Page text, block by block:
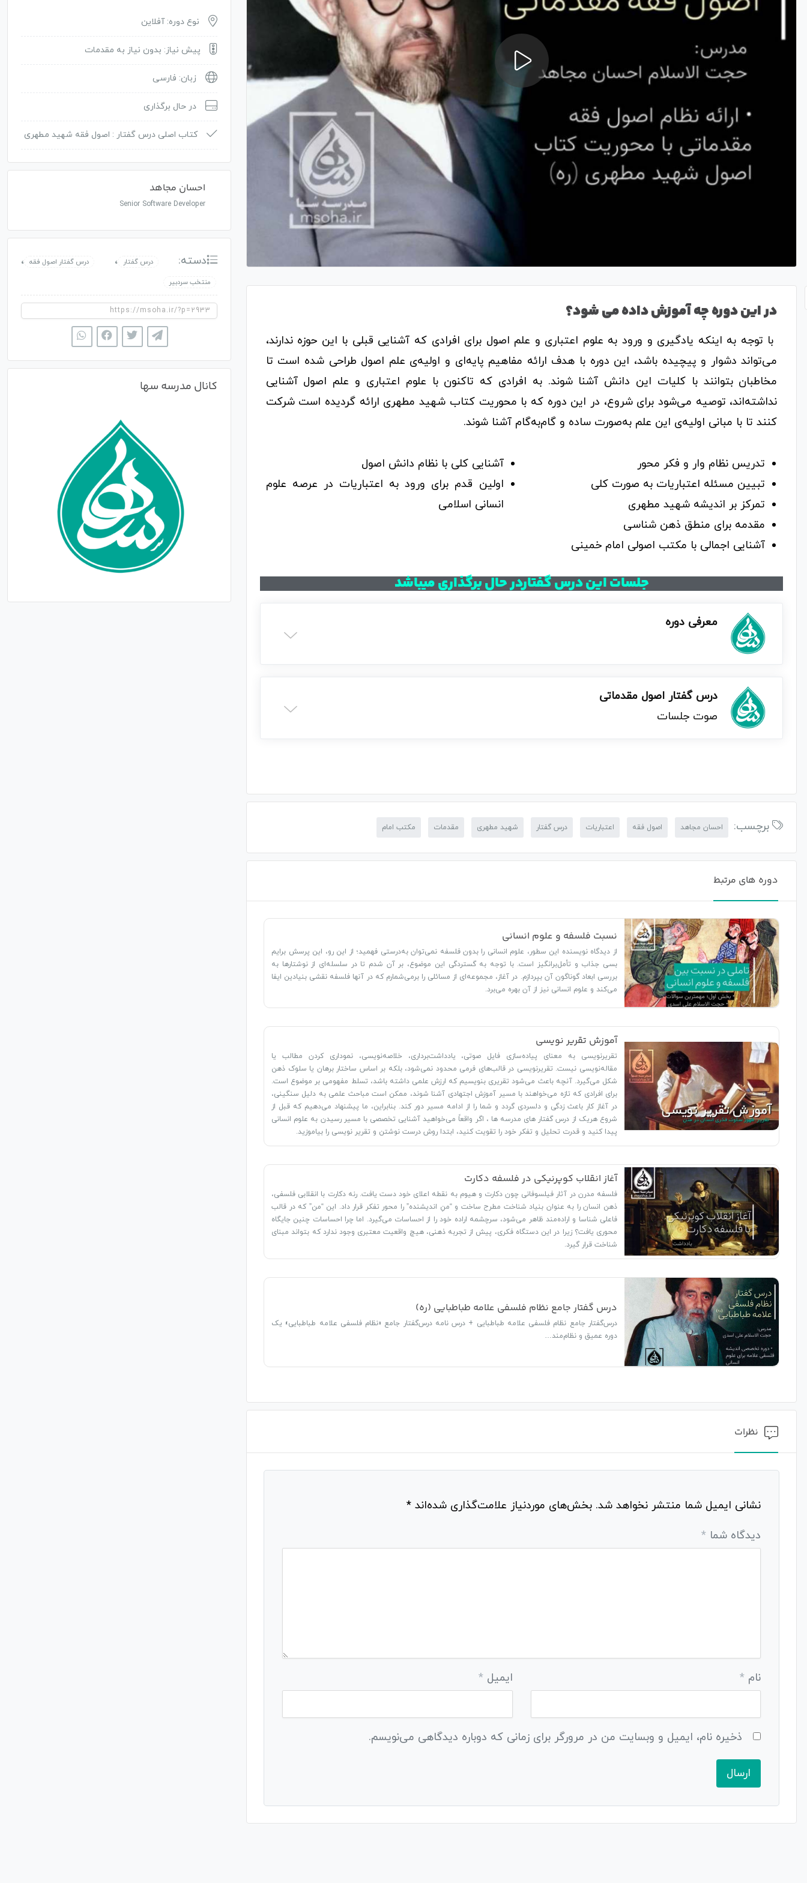
در این دوره چه آموزش داده می شود؟
با توجه به اینکه یادگیری و ورود به علوم اعتباری و علم اصول برای افرادی که آشنایی قبلی با این حوزه ندارند،
می‌تواند دشوار و پیچیده باشد، این دوره با هدف ارائه مفاهیم پایه‌ای و اولیه‌ی علم اصول طراحی شده است تا
مخاطبان بتوانند با کلیات این دانش آشنا شوند. به افرادی که تاکنون با علوم اعتباری و علم اصول آشنایی
نداشته‌اند، توصیه می‌شود برای شروع، در این دوره که با محوریت کتاب شهید مطهری ارائه گردیده است شرکت
کنند تا با مبانی اولیه‌ی این علم به‌صورت ساده و گام‌به‌گام آشنا شوند.
تدریس نظام وار و فکر محور
تبیین مسئله اعتباریات به صورت کلی
تمرکز بر اندیشه شهید مطهری
مقدمه برای منطق ذهن شناسی
آشنایی اجمالی با مکتب اصولی امام خمینی
آشنایی کلی با نظام دانش اصول
اولین قدم برای ورود به اعتباریات در عرصه علوم
انسانی اسلامی
جلسات این درس گفتاردر حال برگذاری میباشد
معرفی دوره
درس گفتار اصول مقدماتی
صوت جلسات
برچسب: احسان مجاهد اصول فقه اعتباریات درس گفتار شهید مطهری مقدمات مکتب امام
دوره های مرتبط
نسبت فلسفه و علوم انسانی
از دیدگاه نویسنده این سطور، علوم انسانی را بدون فلسفه نمی‌توان به‌درستی فهمید؛ از این رو، این پرسش برایم
بسی جذاب و تأمل‌برانگیز است. با توجه به گستردگی این موضوع، بر آن شدم تا در سلسله‌ای از نوشتارها به
بررسی ابعاد گوناگون آن بپردازم. در آغاز، مجموعه‌ای از مسائلی را برمی‌شمارم که در آنها فلسفه نقشی بنیادین ایفا
می‌کند و علوم انسانی نیز از آن بهره می‌برد.
آموزش تقریر نویسی
تقریرنویسی به معنای پیاده‌سازی فایل صوتی، یادداشت‌برداری، خلاصه‌نویسی، نموداری کردن مطالب یا
مقاله‌نویسی نیست. تقریرنویسی در قالب‌های فرمی محدود نمی‌شود، بلکه بر اساس ساختار برهان یا سلوک ذهن
شکل می‌گیرد. آنچه باعث می‌شود تقریری بنویسیم که ارزش علمی داشته باشد، تسلط مفهومی بر موضوع است.
برای افرادی که تازه می‌خواهند با مسیر آموزش اجتهادی آشنا شوند، ممکن است مباحث علمی به دلیل سنگینی‌،
در آغاز کار باعث زدگی و دلسردی گردد و شما را از ادامه مسیر دور کند. بنابراین، ما پیشنهاد می‌دهیم که قبل از
شروع هریک از درس گفتار های مدرسه ها ، اگر واقعاً می‌خواهید آشنایی تخصصی با مسیر رسیدن به علوم انسانی
پیدا کنید و قدرت تحلیل و تفکر خود را تقویت کنید، ابتدا روش درست نوشتن و تقریر نویسی را بیاموزید.
آغاز انقلاب کوپرنیکی در فلسفه دکارت
فلسفه مدرن در آثار فیلسوفانی چون دکارت و هیوم به نقطه اعلای خود دست یافت. رنه دکارت با انقلابی فلسفی،
ذهن انسان را به عنوان بنیاد شناخت مطرح ساخت و “منِ اندیشنده” را محور تفکر قرار داد. این “من” که در قالب
فاعلی شناسا و اراده‌مند ظاهر می‌شود، سرچشمه اراده خود را از احساسات می‌گیرد. اما چرا احساسات چنین جایگاه
محوری یافت؟ زیرا در این دستگاه فکری، پیش از تجربه ذهنی، هیچ واقعیت معتبری وجود ندارد که بتواند مبنای
شناخت قرار گیرد.
درس گفتار جامع نظام فلسفی علامه طباطبایی (ره)
درس‌گفتار جامع نظام فلسفی علامه طباطبایی + درس نامه درس‌گفتار جامع «نظام فلسفی علامه طباطبایی» یک
دوره عمیق و نظام‌مند…
نظرات
نشانی ایمیل شما منتشر نخواهد شد. بخش‌های موردنیاز علامت‌گذاری شده‌اند *
دیدگاه شما *
نام * ایمیل*
ذخیره نام، ایمیل و وبسایت من در مرورگر برای زمانی که دوباره دیدگاهی می‌نویسم.
نوع دوره: آفلاین
پیش نیاز: بدون نیاز به مقدمات
زبان: فارسی
در حال برگذاری
کتاب اصلی درس گفتار : اصول فقه شهید مطهری
احسان مجاهد
Senior Software Developer
دسته: درس گفتار ، درس گفتار اصول فقه ،
منتخب سردبیر
کانال مدرسه سها